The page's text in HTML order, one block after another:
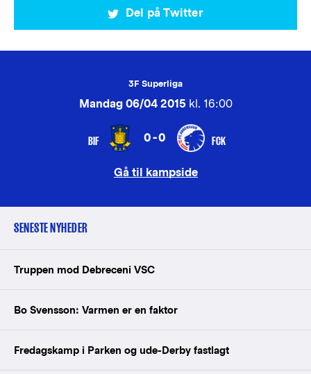
Del på Twitter
3F Superliga
Mandag 06/04 2015kl. 16:00
BIF 0-0 FCK
Gå til kampside
SENESTE NYHEDER
Truppen mod Debreceni VSC
Bo Svensson: Varmen er en faktor
Fredagskamp i Parken og ude-Derby fastlagt